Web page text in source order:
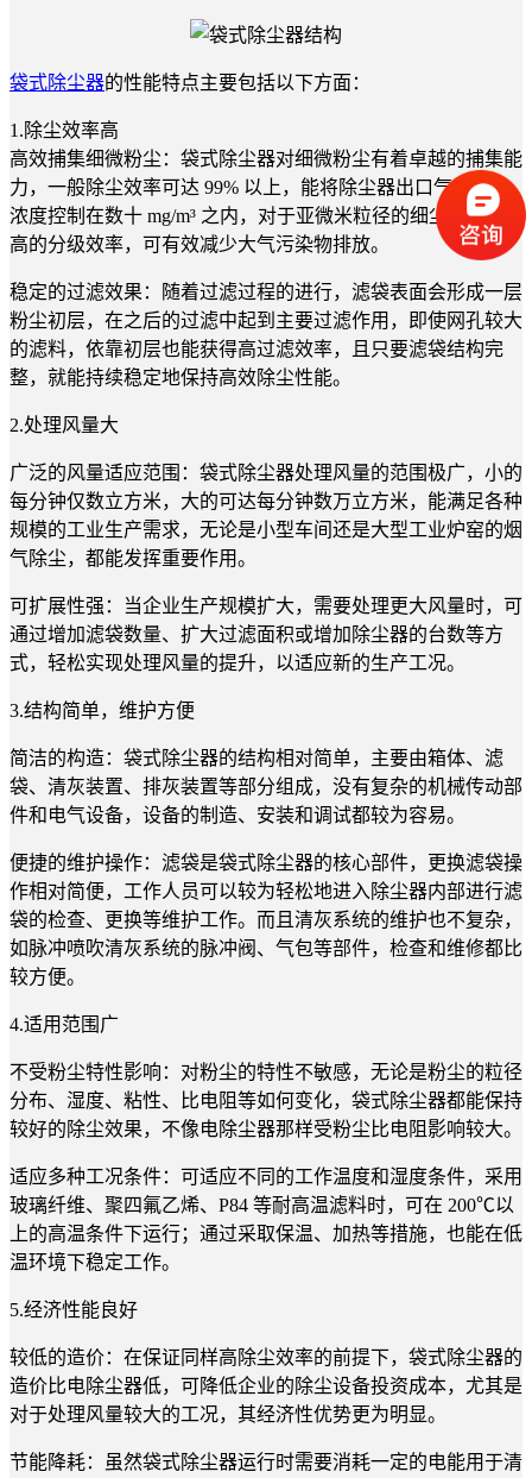
袋式除尘器的性能特点主要包括以下方面：
1.除尘效率高
高效捕集细微粉尘 ：袋式除尘器对细微粉尘有着卓越的捕集能
力，一般除尘效率可达 99% 以上，能将除尘器出口气体含尘
浓度控制在数十 mg/m³ 之内，对于亚微米粒径的细尘也有较
高的分级效率，可有效减少大气污染物排放。
稳定的过滤效果：随着过滤过程的进行，滤袋表面会形成一层
粉尘初层，在之后的过滤中起到主要过滤作用，即使网孔较大
的滤料，依靠初层也能获得高过滤效率，且只要滤袋结构完
整，就能持续稳定地保持高效除尘性能。
2.处理风量大
广泛的风量适应范围：袋式除尘器处理风量的范围极广，小的
每分钟仅数立方米，大的可达每分钟数万立方米，能满足各种
规模的工业生产需求，无论是小型车间还是大型工业炉窑的烟
气除尘，都能发挥重要作用。
可扩展性强：当企业生产规模扩大，需要处理更大风量时，可
通过增加滤袋数量、扩大过滤面积或增加除尘器的台数等方
式，轻松实现处理风量的提升，以适应新的生产工况。
3.结构简单，维护方便
简洁的构造：袋式除尘器的结构相对简单，主要由箱体、滤
袋、清灰装置、排灰装置等部分组成，没有复杂的机械传动部
件和电气设备，设备的制造、安装和调试都较为容易。
便捷的维护操作：滤袋是袋式除尘器的核心部件，更换滤袋操
作相对简便，工作人员可以较为轻松地进入除尘器内部进行滤
袋的检查、更换等维护工作。而且清灰系统的维护也不复杂，
如脉冲喷吹清灰系统的脉冲阀、气包等部件，检查和维修都比
较方便。
4.适用范围广
不受粉尘特性影响：对粉尘的特性不敏感，无论是粉尘的粒径
分布、湿度、粘性、比电阻等如何变化，袋式除尘器都能保持
较好的除尘效果，不像电除尘器那样受粉尘比电阻影响较大。
适应多种工况条件：可适应不同的工作温度和湿度条件，采用
玻璃纤维、聚四氟乙烯、P84 等耐高温滤料时，可在 200℃以
上的高温条件下运行；通过采取保温、加热等措施，也能在低
温环境下稳定工作。
5.经济性能良好
较低的造价：在保证同样高除尘效率的前提下，袋式除尘器的
造价比电除尘器低，可降低企业的除尘设备投资成本，尤其是
对于处理风量较大的工况，其经济性优势更为明显。
节能降耗：虽然袋式除尘器运行时需要消耗一定的电能用于清